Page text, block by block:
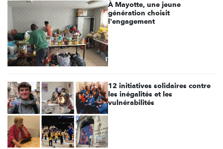
À Mayotte, une jeune
génération choisit
l'engagement
12 initiatives solidaires contre
les inégalités et les
vulnérabilités